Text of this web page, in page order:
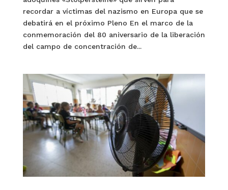
recordar a víctimas del nazismo en Europa que se
debatirá en el próximo Pleno En el marco de la
conmemoración del 80 aniversario de la liberación
del campo de concentración de...